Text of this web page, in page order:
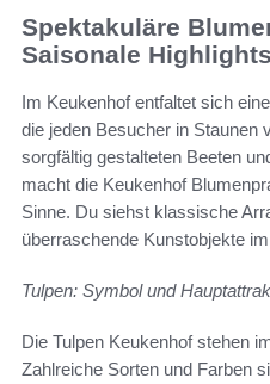
Spektakuläre
Saisonale Highlights
Im Keukenhof entfaltet sich
die jeden Besucher in Staunen
sorgfältig gestalteten Beeten
macht die Keukenhof
Sinne. Du siehst klassische
überraschende Kunstobjekte
Tulpen: Symbol und
Die Tulpen Keukenhof stehen
Zahlreiche Sorten und Farben